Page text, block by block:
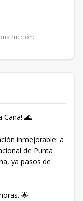
:
Cana! 🌊
inmejorable: a
de Punta
ya pasos de
🌟